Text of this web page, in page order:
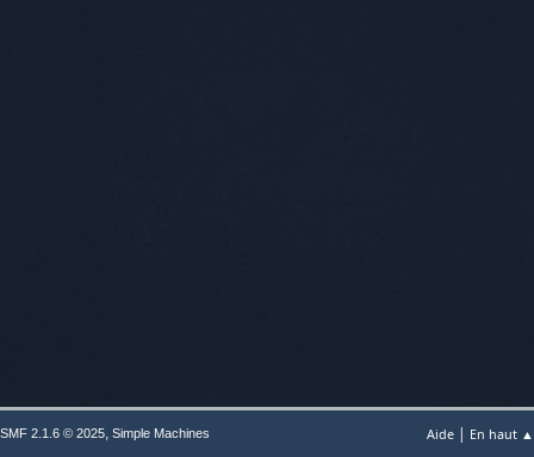
Aide | En haut ▲
SMF 2.1.6 © 2025, Simple Machines